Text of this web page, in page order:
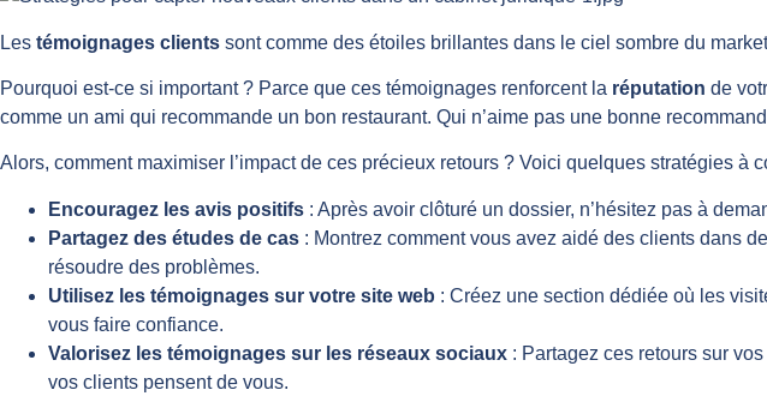
Les témoignages clients sont comme des étoiles brillantes dans le ciel sombre du
Pourquoi est-ce si important ? Parce que ces témoignages renforcent la réputation de
comme un ami qui recommande un bon restaurant. Qui n’aime pas une bonne
Alors, comment maximiser l’impact de ces précieux retours ? Voici quelques stratégies à
Encouragez les avis positifs : Après avoir clôturé un dossier, n’hésitez pas à
Partagez des études de cas : Montrez comment vous avez aidé des clients dans
résoudre des problèmes.
Utilisez les témoignages sur votre site web : Créez une section dédiée où les
vous faire confiance.
Valorisez les témoignages sur les réseaux sociaux : Partagez ces retours sur
vos clients pensent de vous.